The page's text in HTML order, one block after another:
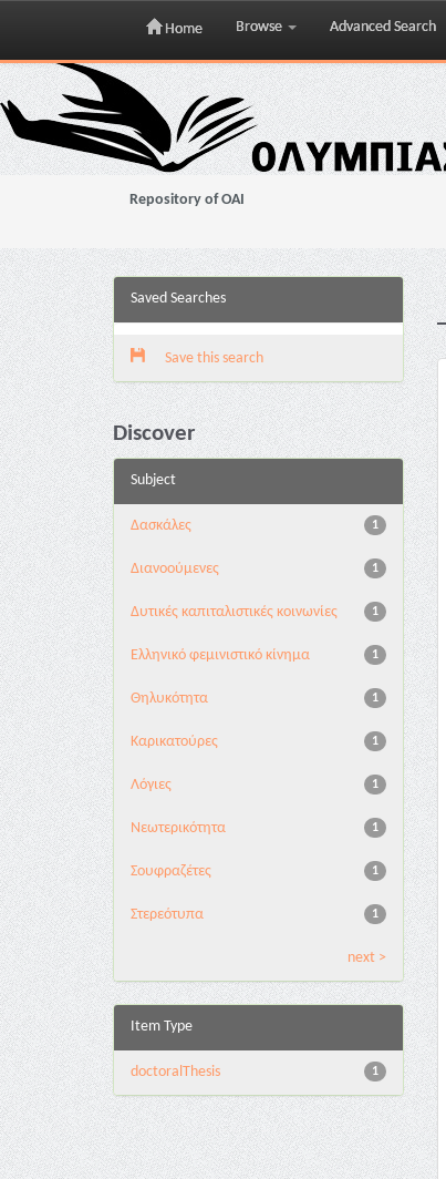
Skip
navigation
Home Browse Advanced Search
Repository of OAI
Saved Searches
Save this search
Discover
Subject
1
Δασκάλες
1
Διανoούμενες
1
Δυτικές καπιταλιστικές κοινωνίες
1
Ελληνικό φεμινιστικό κίνημα
1
Θηλυκότητα
1
Καρικατούρες
1
Λόγιες
1
Νεωτερικότητα
1
Σουφραζέτες
1
Στερεότυπα
next >
Item Type
1
doctoralThesis